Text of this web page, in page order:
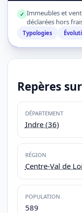
✓ Immeubles et
déclarées hors
Typologies
Repères
DÉPARTEMENT
Indre (36)
RÉGION
Centre-Val de
POPULATION
589